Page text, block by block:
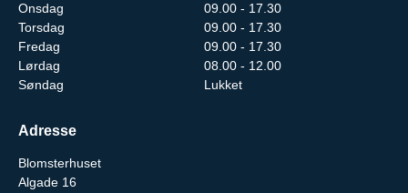
Onsdag
09.00 - 17.30
Torsdag
09.00 - 17.30
Fredag
09.00 - 17.30
Lørdag
08.00 - 12.00
Søndag
Lukket
Adresse
Blomsterhuset
Algade 16